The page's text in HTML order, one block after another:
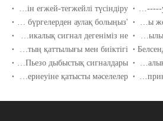
Ультрадыбыстық датчик диапазонының әдісін егжей-тегжейлі түсіндіру
Сигналдың дәнекерлеу қосылысы -----уақыт және температура
'Кене және бүргесіз', 40 кГц ультрадыбыстық сенсорларды пайдаланып кенелерден, бүргелерден аулақ болыңыз.
Пьезодыздырғышты жөндеудің жалпы әдістері
Механикалық сигнал дегеніміз не?
Ультрадыбыстық сенсорлардың артықшылықтары мен кемшіліктері
Дыбыстың қаттылығы мен биіктігі
Магниттік VS Пьезо дыбыстық сигналдары
Дұрыс SMD сигналын қалай таңдауға болады
Сигнал кернеуіне қатысты мәселелер
Ультрадыбыстық сұйықтық деңгейін өлшегіштің жұмыс істеу принципі және қолданылуы